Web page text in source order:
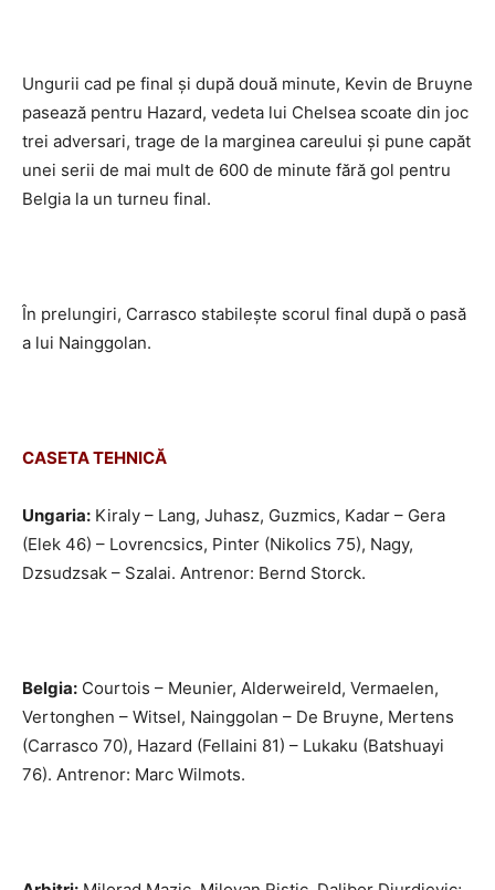
Ungurii cad pe final şi după două minute, Kevin de Bruyne
pasează pentru Hazard, vedeta lui Chelsea scoate din joc
trei adversari, trage de la marginea careului şi pune capăt
unei serii de mai mult de 600 de minute fără gol pentru
Belgia la un turneu final.
În prelungiri, Carrasco stabileşte scorul final după o pasă
a lui Nainggolan.
CASETA TEHNICĂ
Ungaria: Kiraly – Lang, Juhasz, Guzmics, Kadar – Gera
(Elek 46) – Lovrencsics, Pinter (Nikolics 75), Nagy,
Dzsudzsak – Szalai. Antrenor: Bernd Storck.
Belgia: Courtois – Meunier, Alderweireld, Vermaelen,
Vertonghen – Witsel, Nainggolan – De Bruyne, Mertens
(Carrasco 70), Hazard (Fellaini 81) – Lukaku (Batshuayi
76). Antrenor: Marc Wilmots.